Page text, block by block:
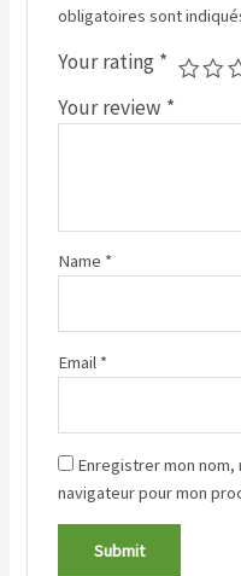
obligatoires sont
Your rating *
Your review *
Name *
Email *
Enregistrer mon nom,
navigateur pour mon